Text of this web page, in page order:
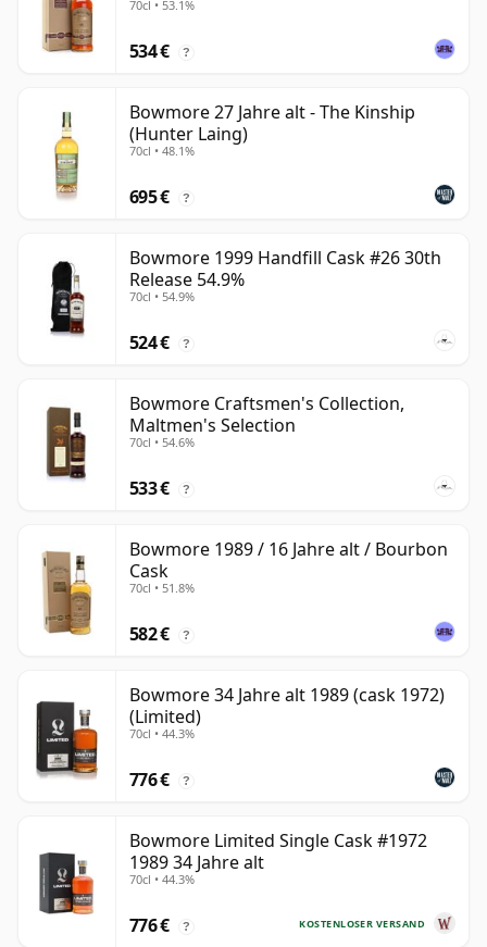
70cl • 53.1%
534 € ?
Bowmore 27 Jahre alt - The Kinship
(Hunter Laing)
70cl • 48.1%
695 € ?
Bowmore 1999 Handfill Cask #26 30th
Release 54.9%
70cl • 54.9%
524 € ?
Bowmore Craftsmen's Collection,
Maltmen's Selection
70cl • 54.6%
533 € ?
Bowmore 1989 / 16 Jahre alt / Bourbon
Cask
70cl • 51.8%
582 € ?
Bowmore 34 Jahre alt 1989 (cask 1972)
(Limited)
70cl • 44.3%
776 € ?
Bowmore Limited Single Cask #1972
1989 34 Jahre alt
70cl • 44.3%
KOSTENLOSER VERSAND
776 € ?